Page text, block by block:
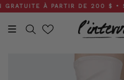
Skip
to
content
À PARTIR DE 200 $ •
Recherche